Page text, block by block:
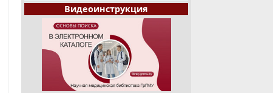
Видеоинструкция